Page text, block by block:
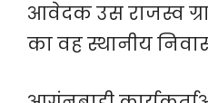
आवेदक उस राजस्व
का वह स्थानीय